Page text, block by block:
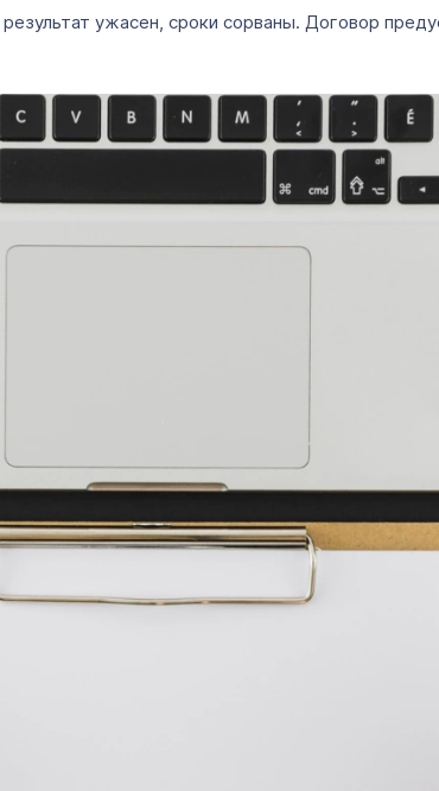
ужасен, сроки сорваны. Договор